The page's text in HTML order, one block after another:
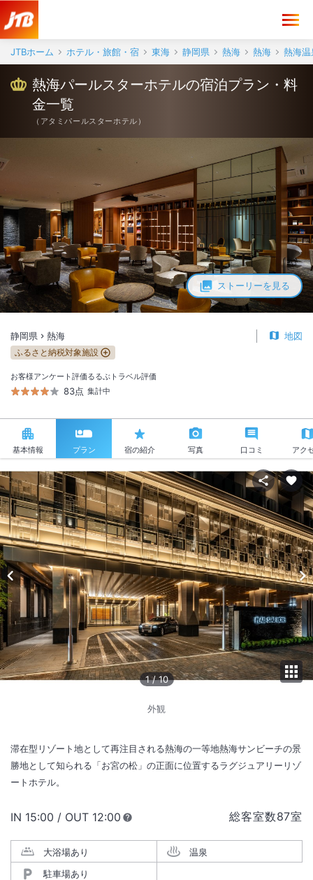
JTBホーム ホテル・旅館・宿 東海 静岡県 熱海 熱海 熱海
ストーリーを見る
熱海パールスターホテルの宿泊プラン・料
金一覧
（ アタミパールスターホテル ）
静岡県 熱海 地図
ふるさと納税対象施設
お客様アンケート評価
83点
るるぶトラベル評価
集計中
基本情報 プラン 宿の紹介 写真 口コミ アク
1 /10
外観
滞在型リゾート地として再注目される熱海の一等地熱海サンビーチの景
勝地として知られる「お宮の松」の正面に位置するラグジュアリーリゾ
ートホテル。
総客室数87室
IN チェックイン
15:00 / OUT チェックアウト
12:00
大浴場あり
温泉
駐車場あり